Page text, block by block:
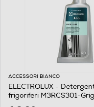
ACCESSORI BIANCO
ELECTROLUX -
frigoriferi M3RCS301-